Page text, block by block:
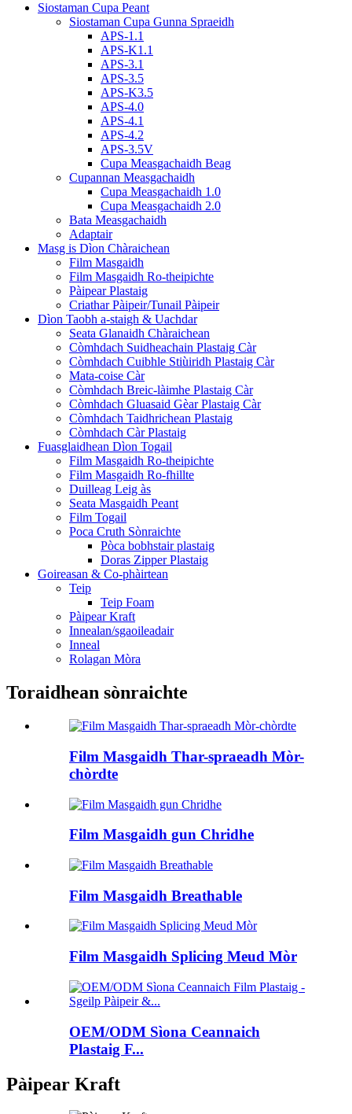
Siostaman Cupa Peant
Siostaman Cupa Gunna Spraeidh
APS-1.1
APS-K1.1
APS-3.1
APS-3.5
APS-K3.5
APS-4.0
APS-4.1
APS-4.2
APS-3.5V
Cupa Measgachaidh Beag
Cupannan Measgachaidh
Cupa Measgachaidh 1.0
Cupa Measgachaidh 2.0
Bata Measgachaidh
Adaptair
Masg is Dìon Chàraichean
Film Masgaidh
Film Masgaidh Ro-theipichte
Pàipear Plastaig
Criathar Pàipeir/Tunail Pàipeir
Dìon Taobh a-staigh & Uachdar
Seata Glanaidh Chàraichean
Còmhdach Suidheachain Plastaig Càr
Còmhdach Cuibhle Stiùiridh Plastaig Càr
Mata-coise Càr
Còmhdach Breic-làimhe Plastaig Càr
Còmhdach Gluasaid Gèar Plastaig Càr
Còmhdach Taidhrichean Plastaig
Còmhdach Càr Plastaig
Fuasglaidhean Dìon Togail
Film Masgaidh Ro-theipichte
Film Masgaidh Ro-fhillte
Duilleag Leig às
Seata Masgaidh Peant
Film Togail
Poca Cruth Sònraichte
Pòca bobhstair plastaig
Doras Zipper Plastaig
Goireasan & Co-phàirtean
Teip
Teip Foam
Pàipear Kraft
Innealan/sgaoileadair
Inneal
Rolagan Mòra
Toraidhean sònraichte
Film Masgaidh Thar-spraeadh Mòr-
chòrdte
Film Masgaidh gun Chridhe
Film Masgaidh Breathable
Film Masgaidh Splicing Meud Mòr
OEM/ODM Sìona Ceannaich
Plastaig F...
Pàipear Kraft